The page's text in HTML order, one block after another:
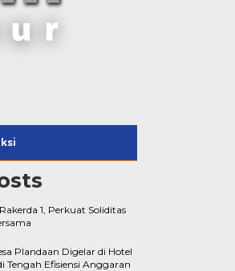
OPT
Megaluh Wajibkan Beli Seragam
Sekolah
1, Perkuat Soliditas
Plandaan Digelar di Hotel
Tengah Efisiensi Anggaran